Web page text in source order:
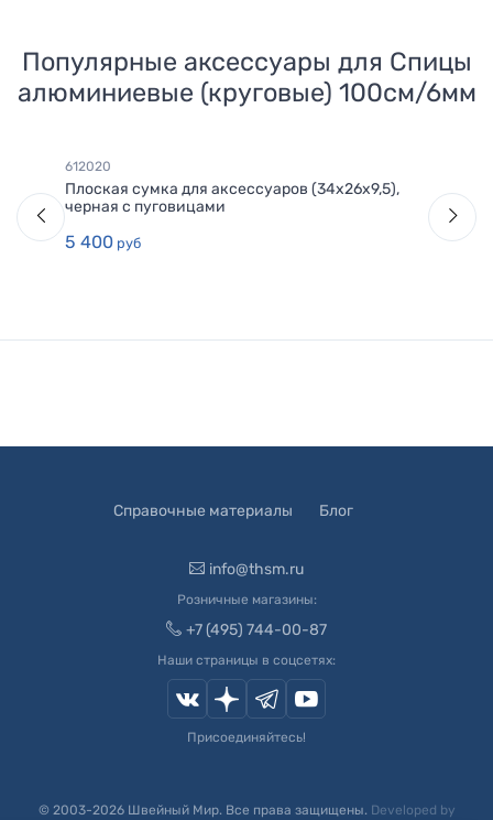
Популярные аксессуары для Спицы
алюминиевые (круговые) 100см/6мм
612020
Плоская сумка для аксессуаров (34х26х9,5),
черная с пуговицами
5 400 руб
Справочные материалы Блог
info@thsm.ru
Розничные магазины:
+7 (495) 744-00-87
Наши страницы в соцсетях:
Присоединяйтесь!
© 2003-2026Швейный Мир. Все права защищены. Developed by